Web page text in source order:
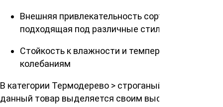
Внешняя привлекательность сорта АВ,
подходящая под различные стили
Стойкость к влажности и температурным
колебаниям
В категории Термодерево > строганый брусок термо,
данный товар выделяется своим высоким